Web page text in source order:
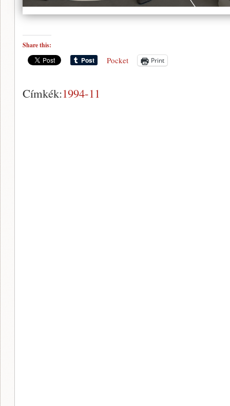
Share this:
Pocket Print
Címkék:1994-11